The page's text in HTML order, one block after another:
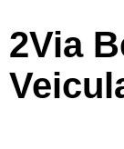
2Via